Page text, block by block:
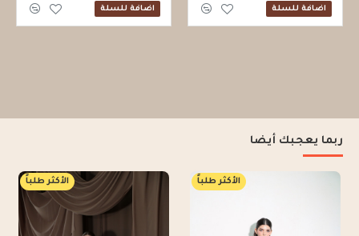
اضافة للسلة اضافة للسلة
ربما يعجبك أيضا
الأكثر طلباً الأكثر طلباً